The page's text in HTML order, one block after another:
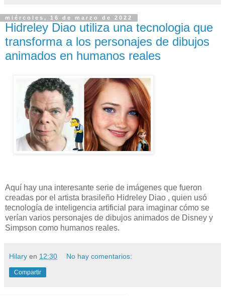
miércoles, 16 de marzo de 2022
Hidreley Diao utiliza una tecnologia que
transforma a los personajes de dibujos
animados en humanos reales
Aquí hay una interesante serie de imágenes que fueron
creadas por el artista brasileño Hidreley Diao , quien usó
tecnología de inteligencia artificial para imaginar cómo se
verían varios personajes de dibujos animados de Disney y
Simpson como humanos reales.
Hilary en 12:30 No hay comentarios:
Compartir